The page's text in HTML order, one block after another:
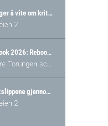
Arendalsuka: Alt du trenger å vite om kritiske og strategiske verdikjeder i Norge
2
Arendalsuka Global Outlook 2026: Rebooting Democracy for a New World Order
Arendal Kulturhus, Store Torungen scene
Arendalsuka: Kutter vi utslippene gjennom omstilling – eller tap av industri?
2